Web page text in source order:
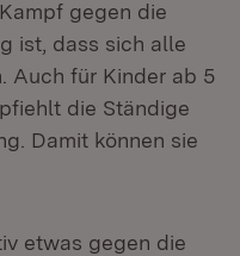
gegen die
ist, dass sich alle
Auch für Kinder ab 5
die Ständige
Damit können sie
etwas gegen die